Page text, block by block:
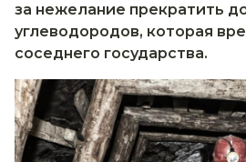
за нежелание прекратить
углеводородов, которая
соседнего государства.